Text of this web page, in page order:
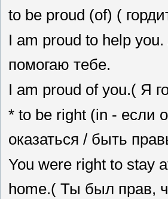
to be proud (of) (
I am proud to help
помогаю тебе.
I am proud of you.( Я
* to be right (in - если
оказаться / быть
You were right to stay
home.( Ты был прав,